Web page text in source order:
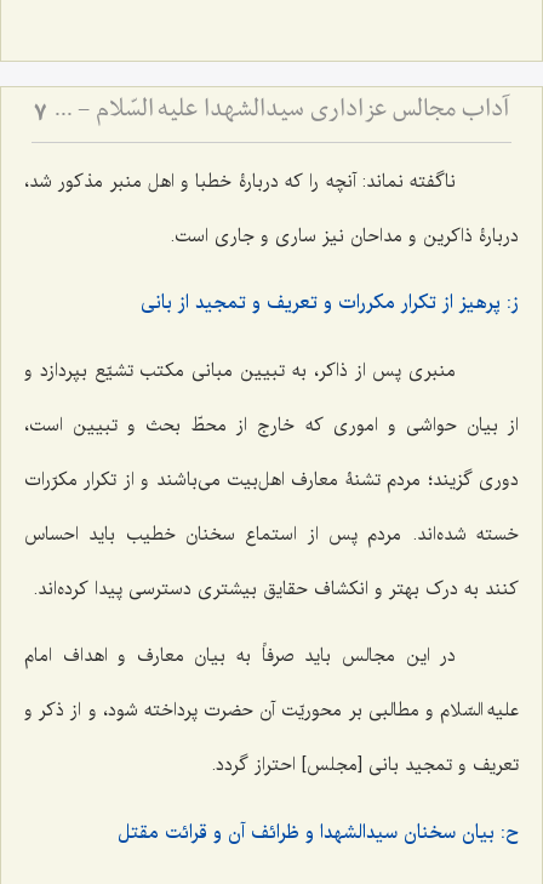
آداب مجالس عزاداری سیدالشهدا علیه السّلام - و دستورات بزرگان راجع به ماه‌های محرم و صفر 7
ناگفته نماند: آنچه را که دربارۀ خطبا و اهل منبر مذکور شد،
دربارۀ ذاکرین و مداحان نیز ساری و جاری است.
ز: پرهیز از تکرار مکررات و تعریف و تمجید از بانی
منبری پس از ذاکر، به تبیین مبانی مکتب تشیّع بپردازد و
از بیان حواشی و اموری که خارج از محطّ بحث و تبیین است،
دوری گزیند؛ مردم تشنۀ معارف اهل‌بیت می‌باشند و از تکرار مکرّرات
خسته شده‌اند. مردم پس از استماع سخنان خطیب باید احساس
کنند به درک بهتر و انکشاف حقایق بیشتری دسترسی پیدا کرده‌اند.
در این مجالس باید صرفاً به بیان معارف و اهداف امام
علیه السّلام و مطالبی بر محوریّت آن حضرت پرداخته شود، و از ذکر و
تعریف و تمجید بانی [مجلس] احتراز گردد.
ح: بیان سخنان سیدالشهدا و ظرائف آن و قرائت مقتل